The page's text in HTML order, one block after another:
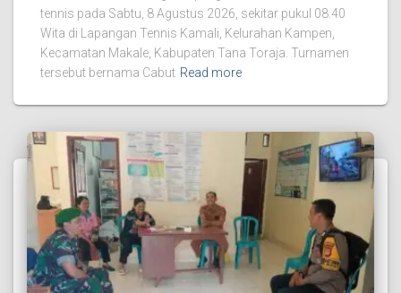
tennis pada Sabtu, 8 Agustus 2026, sekitar pukul 08.40
Wita di Lapangan Tennis Kamali, Kelurahan Kampen,
Kecamatan Makale, Kabupaten Tana Toraja. Turnamen
tersebut bernama Cabut Read more